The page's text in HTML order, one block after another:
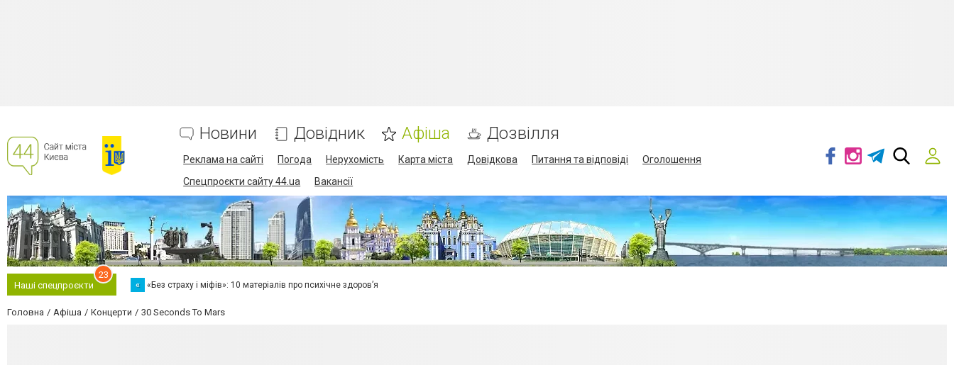
Новини Довідник Афіша Дозвілля
Реклама на сайті Погода Нерухомість Карта міста Довідкова Питання та відповіді
Оголошення
Спецпроєкти сайту 44.ua
Вакансії
Наші спецпроєкти
23
« «Без страху і міфів»: 10 матеріалів про психічне здоров’я
Головна Афіша Концерти 30 Seconds To Mars